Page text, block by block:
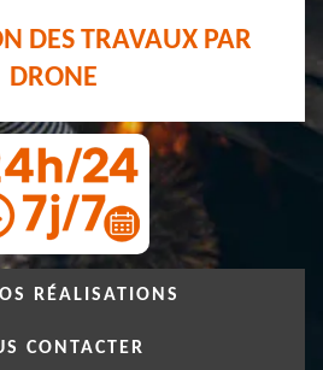
DES TRAVAUX PAR
DRONE
RÉALISATIONS
CONTACTER